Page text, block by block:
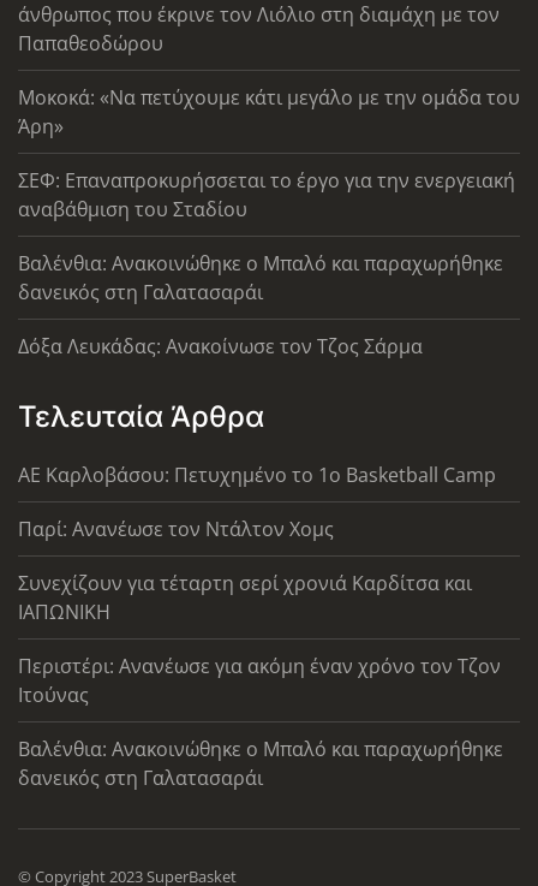
άνθρωπος που έκρινε τον Λιόλιο στη διαμάχη με τον
Παπαθεοδώρου
Μοκοκά: «Να πετύχουμε κάτι μεγάλο με την ομάδα του
Άρη»
ΣΕΦ: Επαναπροκυρήσσεται το έργο για την ενεργειακή
αναβάθμιση του Σταδίου
Βαλένθια: Ανακοινώθηκε ο Μπαλό και παραχωρήθηκε
δανεικός στη Γαλατασαράι
Δόξα Λευκάδας: Ανακοίνωσε τον Τζος Σάρμα
Τελευταία Άρθρα
ΑΕ Καρλοβάσου: Πετυχημένο το 1ο Basketball Camp
Παρί: Ανανέωσε τον Ντάλτον Χομς
Συνεχίζουν για τέταρτη σερί χρονιά Καρδίτσα και
ΙΑΠΩΝΙΚΗ
Περιστέρι: Ανανέωσε για ακόμη έναν χρόνο τον Τζον
Ιτούνας
Βαλένθια: Ανακοινώθηκε ο Μπαλό και παραχωρήθηκε
δανεικός στη Γαλατασαράι
© Copyright 2023 SuperBasket